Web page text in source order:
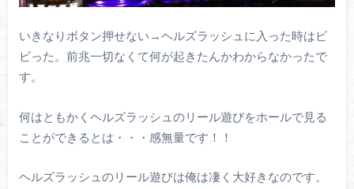
いきなりボタン押せない→ヘルズラッシュに入った時はビ
ビった。前兆一切なくて何が起きたんかわからなかったで
す。
何はともかくヘルズラッシュのリール遊びをホールで見る
ことができるとは・・・感無量です！！
ヘルズラッシュのリール遊びは俺は凄く大好きなのです。